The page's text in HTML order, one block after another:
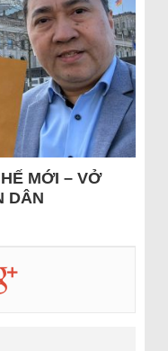
MỚI – VỞ
DÂN